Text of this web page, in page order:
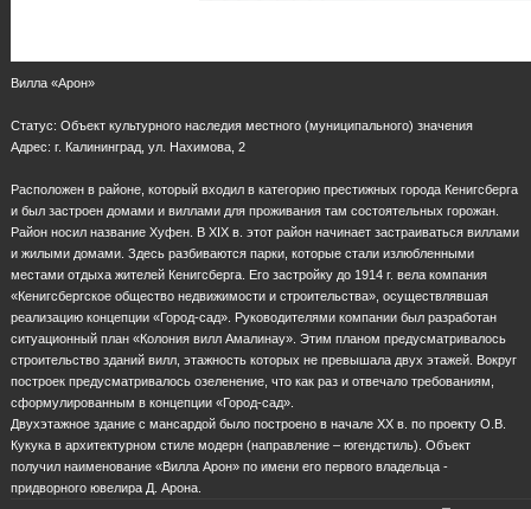
Вилла «Арон»
Статус: Объект культурного наследия местного (муниципального) значения
Адрес: г. Калининград, ул. Нахимова, 2
Расположен в районе, который входил в категорию престижных города Кенигсберга
и был застроен домами и виллами для проживания там состоятельных горожан.
Район носил название Хуфен. В XIX в. этот район начинает застраиваться виллами
и жилыми домами. Здесь разбиваются парки, которые стали излюбленными
местами отдыха жителей Кенигсберга. Его застройку до 1914 г. вела компания
«Кенигсбергское общество недвижимости и строительства», осуществлявшая
реализацию концепции «Город-сад». Руководителями компании был разработан
ситуационный план «Колония вилл Амалинау». Этим планом предусматривалось
строительство зданий вилл, этажность которых не превышала двух этажей. Вокруг
построек предусматривалось озеленение, что как раз и отвечало требованиям,
сформулированным в концепции «Город-сад».
Двухэтажное здание с мансардой было построено в начале ХХ в. по проекту О.В.
Кукука в архитектурном стиле модерн (направление – югендстиль). Объект
получил наименование «Вилла Арон» по имени его первого владельца -
придворного ювелира Д. Арона.